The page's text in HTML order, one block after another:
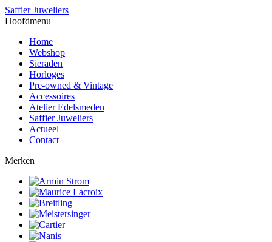
Saffier Juweliers
Hoofdmenu
Home
Webshop
Sieraden
Horloges
Pre-owned & Vintage
Accessoires
Atelier Edelsmeden
Saffier Juweliers
Actueel
Contact
Merken